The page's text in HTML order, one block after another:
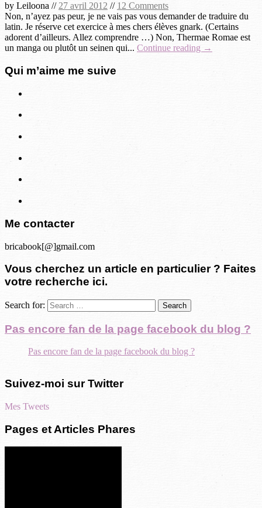
by Leiloona // 27 avril 2012 // 12 Comments
Non, n’ayez pas peur, je ne vais pas vous demander de traduire du
latin. Je réserve cet exercice à mes chers élèves gnark. (Certains
adorent d’ailleurs. Allez comprendre …) Non, Thermae Romae est
un manga ou plutôt un seinen qui... Continue reading →
Qui m’aime me suive
Me contacter
bricabook[@]gmail.com
Vous cherchez un article en particulier ? Faites
votre recherche ici.
Search for:
Pas encore fan de la page facebook du blog ?
Pas encore fan de la page facebook du blog ?
Suivez-moi sur Twitter
Mes Tweets
Pages et Articles Phares